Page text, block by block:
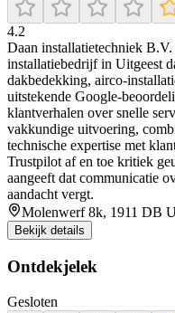
4.2
Daan installatietechniek
installatiebedrijf in Uitgeest
dakbedekking, airco-
uitstekende Google-
klantverhalen over snelle
vakkundige uitvoering,
technische expertise met
Trustpilot af en toe kritiek
aangeeft dat communicatie
aandacht vergt.
Molenwerf 8k, 1911 DB
Bekijk details
Ontdekjelek
Gesloten